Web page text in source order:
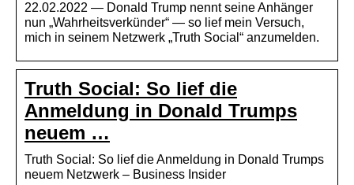
22.02.2022 — Donald Trump nennt seine Anhänger
nun „Wahrheitsverkünder“ — so lief mein Versuch,
mich in seinem Netzwerk „Truth Social“ anzumelden.
Truth Social: So lief die
Anmeldung in Donald Trumps
neuem …
Truth Social: So lief die Anmeldung in Donald Trumps
neuem Netzwerk – Business Insider